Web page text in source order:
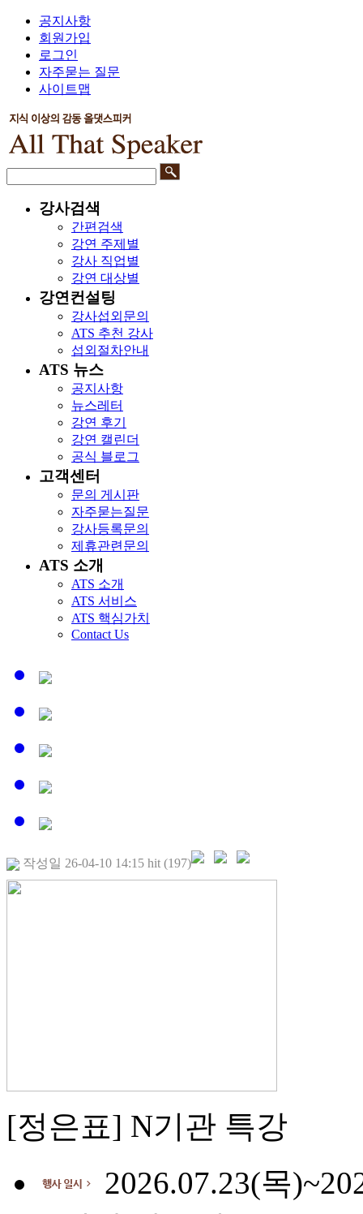
공지사항
회원가입
로그인
자주묻는 질문
사이트맵
강사검색
간편검색
강연 주제별
강사 직업별
강연 대상별
강연컨설팅
강사섭외문의
ATS 추천 강사
섭외절차안내
ATS 뉴스
공지사항
뉴스레터
강연 후기
강연 캘린더
공식 블로그
고객센터
문의 게시판
자주묻는질문
강사등록문의
제휴관련문의
ATS 소개
ATS 소개
ATS 서비스
ATS 핵심가치
Contact Us
작성일 26-04-10 14:15 hit (197)
[정은표] N기관 특강
2026.07.23(목